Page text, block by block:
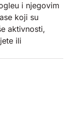
i njegovim
koji su
aktivnosti,
ili